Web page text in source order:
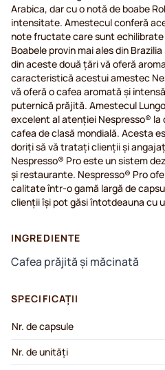
Arabica, dar cu o notă de boabe
intensitate. Amestecul conferă
note fructate care sunt
Boabele provin mai ales din
din aceste două țări vă oferă
caracteristică acestui amestec
vă oferă o cafea aromată și
puternică prăjită. Amestecul
excelent al atenției Nespresso®
cafea de clasă mondială. Acesta
doriți să vă tratați clienții și
Nespresso® Pro este un sistem
și restaurante. Nespresso® Pro
calitate într-o gamă largă de
clienții își pot găsi întotdeauna cu
INGREDIENTE
Cafea prăjită și măcinată
SPECIFICAȚII
Nr. de capsule
Nr. de unități